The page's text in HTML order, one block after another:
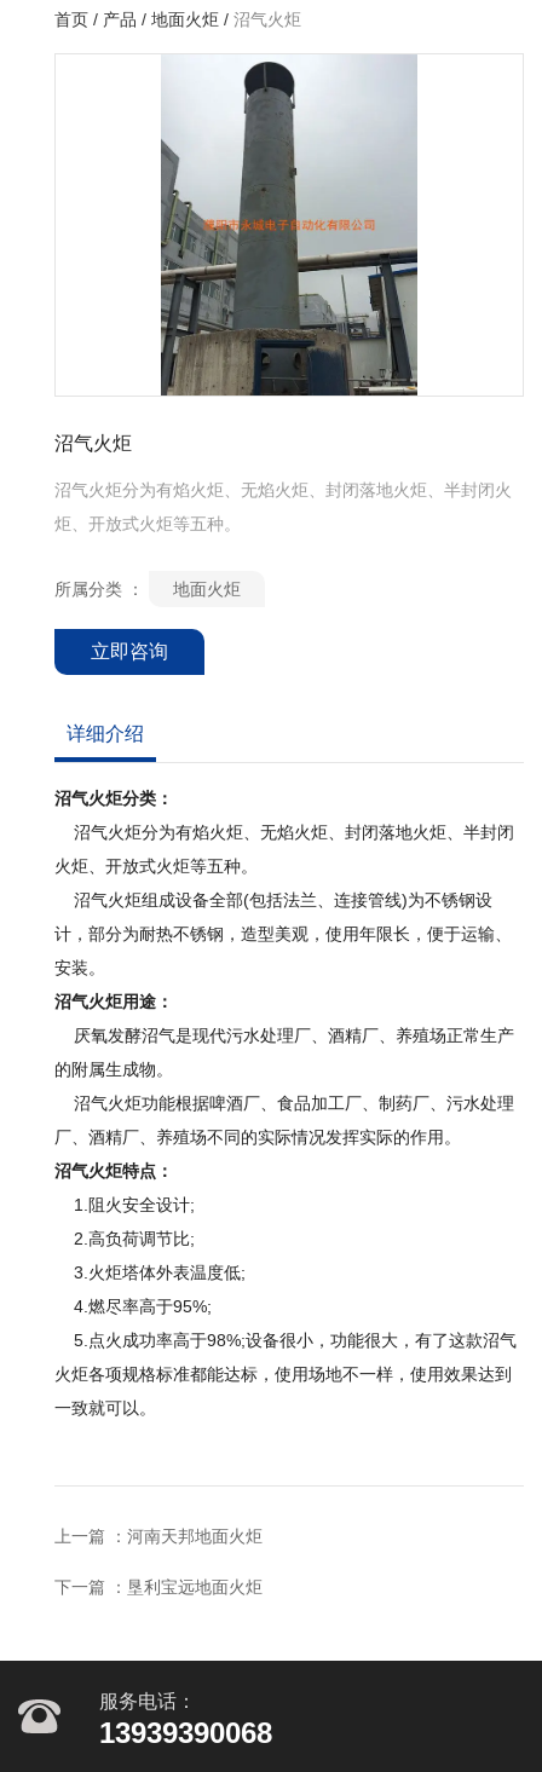
首页 / 产品 / 地面火炬 / 沼气火炬
沼气火炬
沼气火炬分为有焰火炬、无焰火炬、封闭落地火炬、半封闭火
炬、开放式火炬等五种。
所属分类 ： 地面火炬
立即咨询
详细介绍
沼气火炬分类：
沼气火炬分为有焰火炬、无焰火炬、封闭落地火炬、半封闭
火炬、开放式火炬等五种。
沼气火炬组成设备全部(包括法兰、连接管线)为不锈钢设
计，部分为耐热不锈钢，造型美观，使用年限长，便于运输、
安装。
沼气火炬用途：
厌氧发酵沼气是现代污水处理厂、酒精厂、养殖场正常生产
的附属生成物。
沼气火炬功能根据啤酒厂、食品加工厂、制药厂、污水处理
厂、酒精厂、养殖场不同的实际情况发挥实际的作用。
沼气火炬特点：
1.阻火安全设计;
2.高负荷调节比;
3.火炬塔体外表温度低;
4.燃尽率高于95%;
5.点火成功率高于98%;设备很小，功能很大，有了这款沼气
火炬各项规格标准都能达标，使用场地不一样，使用效果达到
一致就可以。
上一篇 ： 河南天邦地面火炬
下一篇 ： 垦利宝远地面火炬
服务电话：
13939390068